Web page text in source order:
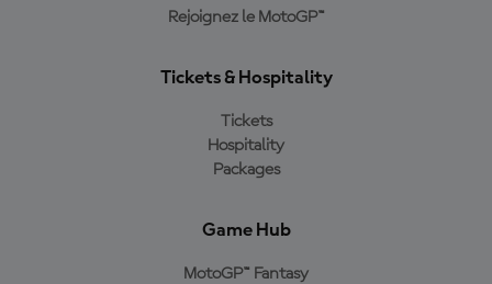
Rejoignez le MotoGP™
Tickets & Hospitality
Tickets
Hospitality
Packages
Game Hub
MotoGP™ Fantasy